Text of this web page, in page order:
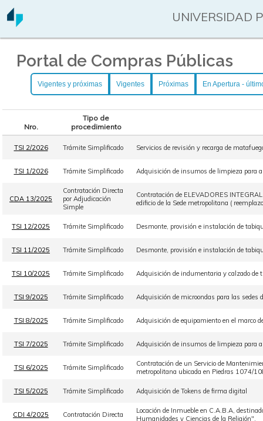
UNIVERSIDAD
Portal de Compras Públicas
Vigentes y próximas Vigentes Próximas En Apertura -
Nro.
Tipo de
procedimiento
TSI 2/2026 Trámite Simplificado Servicios de revisión y recarga de
TSI 1/2026 Trámite Simplificado Adquisición de insumos de limpieza para
CDA 13/2025
Contratación Directa
por Adjudicación
Simple
Contratación de ELEVADORES
edificio de la Sede metropolitana (
TSI 12/2025 Trámite Simplificado Desmonte, provisión e instalación de
TSI 11/2025 Trámite Simplificado Desmonte, provisión e instalación de
TSI 10/2025 Trámite Simplificado Adquisición de indumentaria y calzado de
TSI 9/2025 Trámite Simplificado Adquisición de microondas para las sedes
TSI 8/2025 Trámite Simplificado Adquisición de equipamiento en el marco
TSI 7/2025 Trámite Simplificado Adquisición de insumos de limpieza para
TSI 6/2025 Trámite Simplificado
Contratación de un Servicio de
metropolitana ubicada en Piedras 1074/
TSI 5/2025 Trámite Simplificado Adquisición de Tokens de firma digital
CDI 4/2025 Contratación Directa
Locación de Inmueble en C.A.B.A,
Humanidades y Ciencias de la Religión".